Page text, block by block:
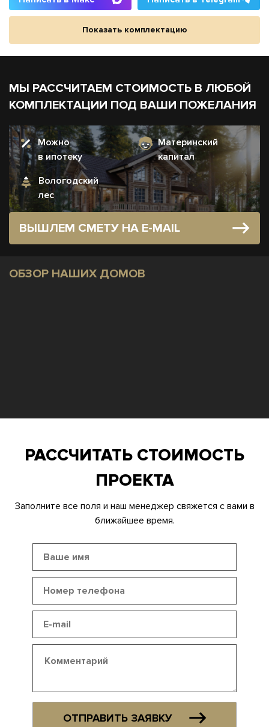
Показать комплектацию
МЫ РАССЧИТАЕМ СТОИМОСТЬ В ЛЮБОЙ
КОМПЛЕКТАЦИИ ПОД ВАШИ ПОЖЕЛАНИЯ
Можно
в ипотеку
Материнский
капитал
Вологодский
лес
ВЫШЛЕМ СМЕТУ НА E-MAIL
ОБЗОР НАШИХ ДОМОВ
РАССЧИТАТЬ СТОИМОСТЬ
ПРОЕКТА
Заполните все поля и наш менеджер свяжется с вами в
ближайшее время.
ОТПРАВИТЬ ЗАЯВКУ